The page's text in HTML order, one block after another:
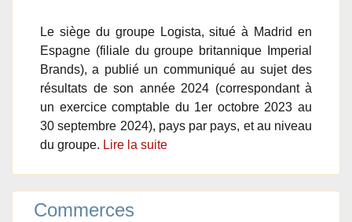
Le siège du groupe Logista, situé à Madrid en
Espagne (filiale du groupe britannique Imperial
Brands), a publié un communiqué au sujet des
résultats de son année 2024 (correspondant à
un exercice comptable du 1er octobre 2023 au
30 septembre 2024), pays par pays, et au niveau
du groupe. Lire la suite
Commerces